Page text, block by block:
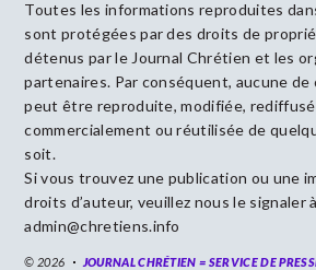
Toutes les informations reproduites
sont protégées par des droits de
détenus par le Journal Chrétien et les
partenaires. Par conséquent, aucune
peut être reproduite, modifiée,
commercialement ou réutilisée de
soit.
Si vous trouvez une publication ou une
droits d’auteur, veuillez nous le signaler
admin@chretiens.info
© 2026 JOURNAL CHRÉTIEN = SERVICE DE